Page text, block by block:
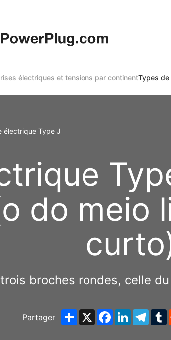
électriques et tensions par continentTypes de
électrique Type J
do meio
broches rondes, celle
Partager ShareX Facebook
LinkedIn